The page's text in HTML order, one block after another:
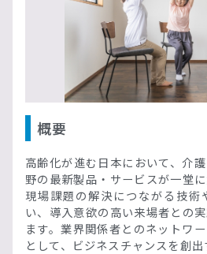
概要
高齢化が進む日本において、介
野の最新製品・サービスが一堂
現場課題の解決につながる技術
い、導入意欲の高い来場者との
ます。業界関係者とのネットワ
として、ビジネスチャンスを創出